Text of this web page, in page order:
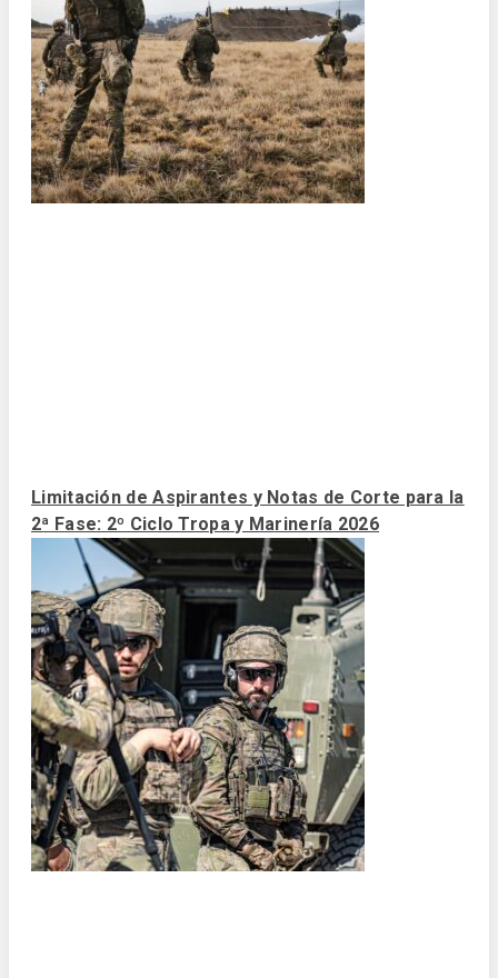
Limitación de Aspirantes y Notas de Corte para la
2ª Fase: 2º Ciclo Tropa y Marinería 2026